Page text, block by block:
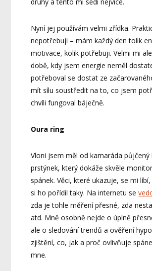
druhy a tento mi sedí nejvíce.
Nyní jej používám velmi zřídka.
nepotřebuji – mám každý den tolik
motivace, kolik potřebuji. Velmi mi
době, kdy jsem energie neměl
potřeboval se dostat ze
mít sílu soustředit na to, co jsem
chvíli fungoval báječně.
Oura ring
Vloni jsem měl od kamaráda půjčený
prstýnek, který dokáže skvěle
spánek. Věci, které ukazuje, se mi
si ho pořídil taky. Na internetu se
zda je tohle měření přesné, zda
atd. Mně osobně nejde o úplně
ale o sledování trendů a ověření
zjištění, co, jak a proč ovlivňuje
mne.